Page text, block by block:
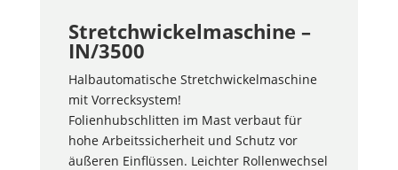
1.900 mm
Abmessungen
Abmessungen Spannung
Stretchwickelmaschine –
IN/3500
Halbautomatische Stretchwickelmaschine
mit Vorrecksystem!
Folienhubschlitten im Mast verbaut für
hohe Arbeitssicherheit und Schutz vor
äußeren Einflüssen. Leichter Rollenwechsel